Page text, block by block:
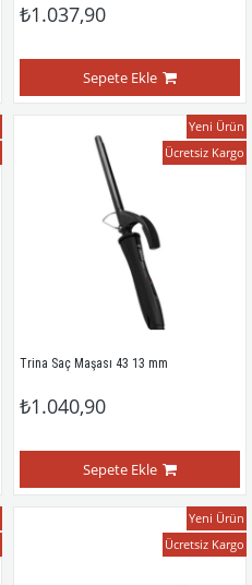
₺1.037,90
Sepete Ekle
Trina Saç Maşası 43 13 mm
₺1.040,90
Sepete Ekle
Ücretsiz Kargo
Yeni Ürün
Ücretsiz Kargo
Yeni Ürün